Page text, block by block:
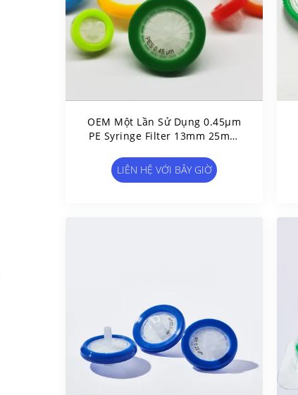
OEM Một Lần Sử Dụng 0.45μm
PE Syringe Filter 13mm 25mm
LIÊN HỆ VỚI BÂY GIỜ